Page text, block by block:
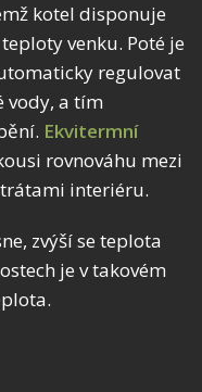
kotel disponuje
venku. Poté je
regulovat
vody, a tím
Ekvitermní
rovnováhu mezi
interiéru.
zvýší se teplota
je v takovém